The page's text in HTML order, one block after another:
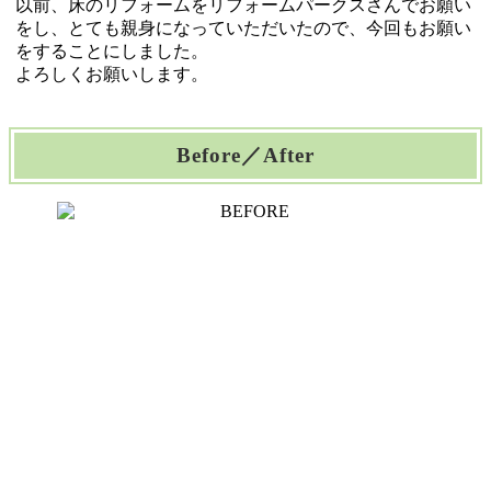
以前、床のリフォームをリフォームパークスさんでお願い
をし、とても親身になっていただいたので、今回もお願い
をすることにしました。
よろしくお願いします。
Before／After